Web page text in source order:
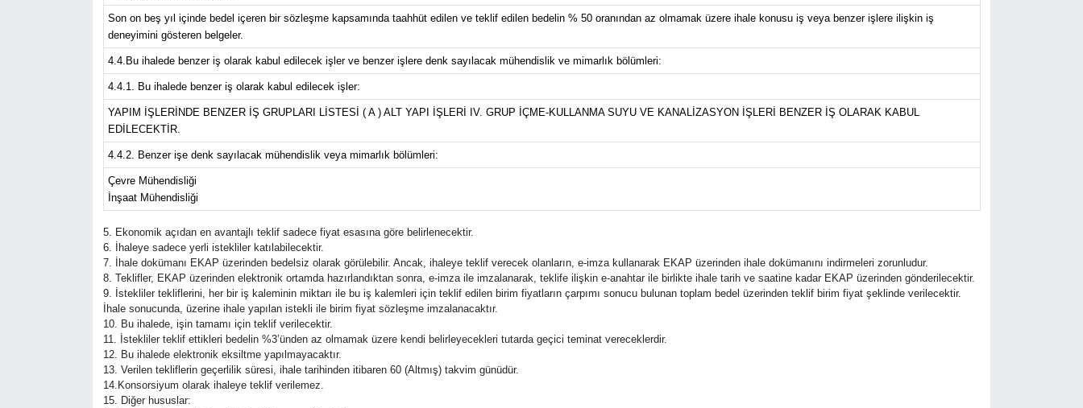
Son on beş yıl içinde bedel içeren bir sözleşme kapsamında taahhüt edilen ve teklif edilen bedelin % 50 oranından az olmamak üzere ihale konusu iş veya benzer işlere ilişkin iş
deneyimini gösteren belgeler.
4.4.Bu ihalede benzer iş olarak kabul edilecek işler ve benzer işlere denk sayılacak mühendislik ve mimarlık bölümleri:
4.4.1. Bu ihalede benzer iş olarak kabul edilecek işler:
YAPIM İŞLERİNDE BENZER İŞ GRUPLARI LİSTESİ ( A ) ALT YAPI İŞLERİ IV. GRUP İÇME-KULLANMA SUYU VE KANALİZASYON İŞLERİ BENZER İŞ OLARAK KABUL
EDİLECEKTİR.
4.4.2. Benzer işe denk sayılacak mühendislik veya mimarlık bölümleri:
Çevre Mühendisliği
İnşaat Mühendisliği
5. Ekonomik açıdan en avantajlı teklif sadece fiyat esasına göre belirlenecektir.
6. İhaleye sadece yerli istekliler katılabilecektir.
7. İhale dokümanı EKAP üzerinden bedelsiz olarak görülebilir. Ancak, ihaleye teklif verecek olanların, e-imza kullanarak EKAP üzerinden ihale dokümanını indirmeleri zorunludur.
8. Teklifler, EKAP üzerinden elektronik ortamda hazırlandıktan sonra, e-imza ile imzalanarak, teklife ilişkin e-anahtar ile birlikte ihale tarih ve saatine kadar EKAP üzerinden gönderilecektir.
9. İstekliler tekliflerini, her bir iş kaleminin miktarı ile bu iş kalemleri için teklif edilen birim fiyatların çarpımı sonucu bulunan toplam bedel üzerinden teklif birim fiyat şeklinde verilecektir.
İhale sonucunda, üzerine ihale yapılan istekli ile birim fiyat sözleşme imzalanacaktır.
10. Bu ihalede, işin tamamı için teklif verilecektir.
11. İstekliler teklif ettikleri bedelin %3’ünden az olmamak üzere kendi belirleyecekleri tutarda geçici teminat vereceklerdir.
12. Bu ihalede elektronik eksiltme yapılmayacaktır.
13. Verilen tekliflerin geçerlilik süresi, ihale tarihinden itibaren 60 (Altmış) takvim günüdür.
14.Konsorsiyum olarak ihaleye teklif verilemez.
15. Diğer hususlar: